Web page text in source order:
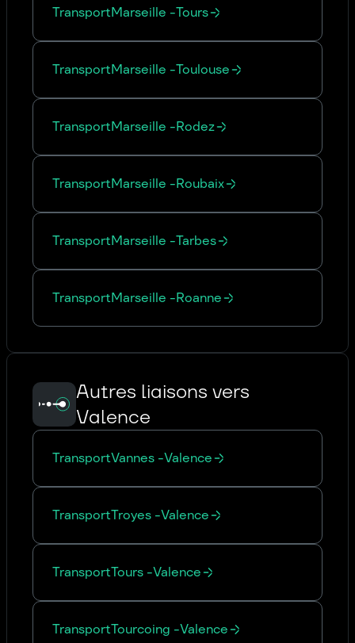
TransportMarseille -Tours
TransportMarseille -Toulouse
TransportMarseille -Rodez
TransportMarseille -Roubaix
TransportMarseille -Tarbes
TransportMarseille -Roanne
Autres liaisons vers
Valence
TransportVannes -Valence
TransportTroyes -Valence
TransportTours -Valence
TransportTourcoing -Valence